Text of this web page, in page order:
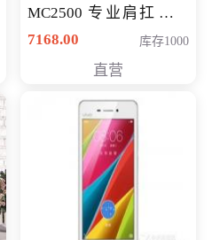
MC2500 专业肩扛式存
储卡全高清摄录一体机
清入门级摄像机
7168.00 库存1000
直营